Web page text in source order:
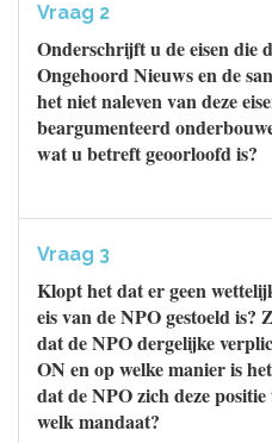
Vraag 2
Onderschrijft u de eisen die
Ongehoord Nieuws en de
het niet naleven van deze
beargumenteerd
wat u betreft geoorloofd is?
Vraag 3
Klopt het dat er geen
eis van de NPO gestoeld is?
dat de NPO dergelijke
ON en op welke manier is
dat de NPO zich deze
welk mandaat?